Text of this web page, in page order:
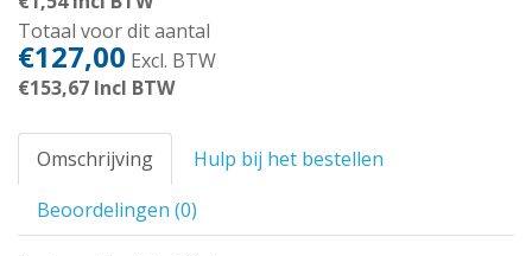
Totaal voor dit aantal
€127,00 Excl. BTW
€153,67 Incl BTW
Omschrijving
Hulp bij het bestellen
Beoordelingen (0)